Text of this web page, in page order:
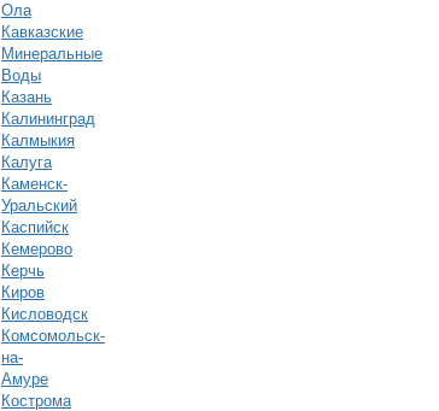
Ола
Кавказские
Минеральные
Воды
Казань
Калининград
Калмыкия
Калуга
Каменск-
Уральский
Каспийск
Кемерово
Керчь
Киров
Кисловодск
Комсомольск-
на-
Амуре
Кострома